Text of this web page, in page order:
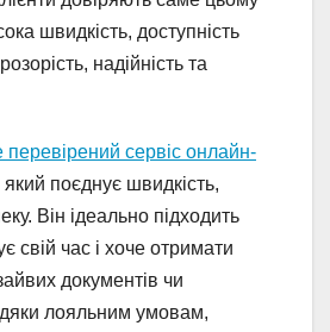
швидкість, доступність
надійність та
сервіс онлайн-
який поєднує швидкість,
Він ідеально підходить
свій час і хоче отримати
документів чи
лояльним умовам,